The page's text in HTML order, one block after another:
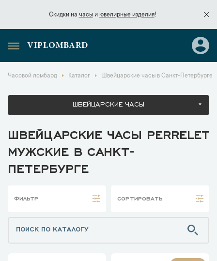
Скидки на часыи ювелирные изделия!
Скидки начасы
VIPLOMBARD
Часовой ломбард Каталог Швейцарские часы в Санкт-Петербурге
ШВЕЙЦАРСКИЕ ЧАСЫ
ШВЕЙЦАРСКИЕ ЧАСЫ PERRELET
МУЖСКИЕ В САНКТ-
ПЕТЕРБУРГЕ
ФИЛЬТР СОРТИРОВАТЬ